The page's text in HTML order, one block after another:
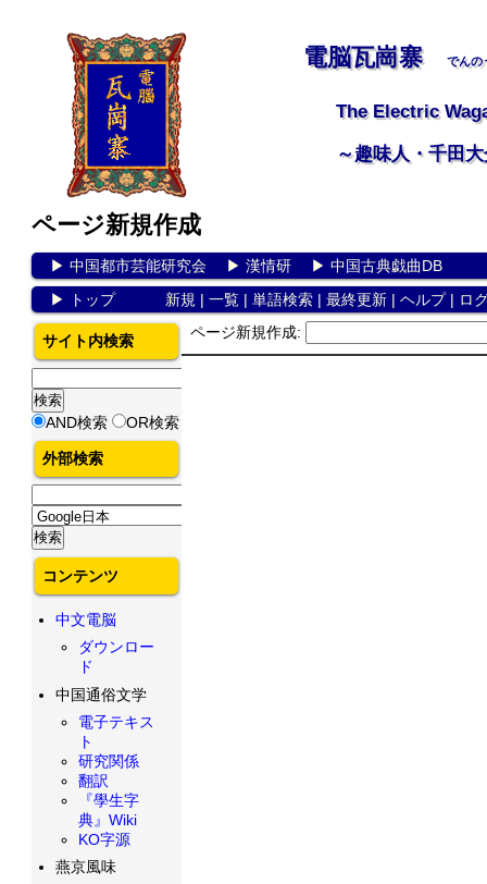
電脳瓦崗寨 でんの
The Electric
～趣味人・千田
ページ新規作成
▶ 中国都市芸能研究会▶ 漢情研▶ 中国古典戯曲DB
▶
トップ 新規 | 一覧| 単語検索| 最終更新| ヘルプ| ロ
ページ新規作成:
サイト内検索
AND検索 OR検索
外部検索
コンテンツ
中文電脳
ダウンロー
ド
中国通俗文学
電子テキス
ト
研究関係
翻訳
『學生字
典』Wiki
KO字源
燕京風味